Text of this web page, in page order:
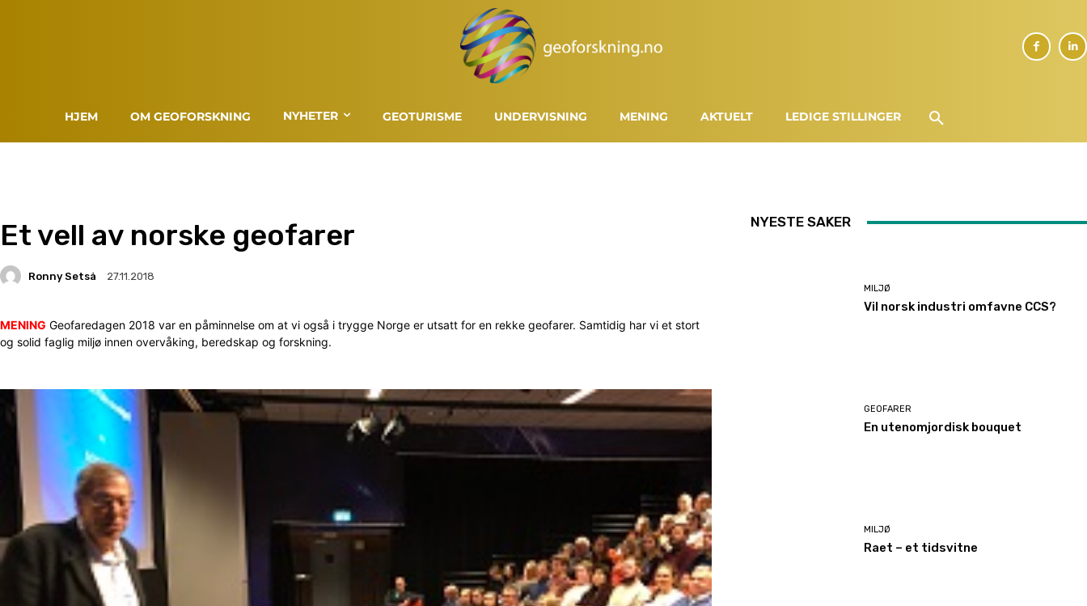
HJEM OM GEOFORSKNING NYHETER GEOTURISME UNDERVISNING MENING AKTUELT LEDIGE STILLINGER
Et vell av norske geofarer
Ronny Setså 27.11.2018
MENING Geofaredagen 2018 var en påminnelse om at vi også i trygge Norge er utsatt for en rekke geofarer. Samtidig har vi et stort
og solid faglig miljø innen overvåking, beredskap og forskning.
NYESTE SAKER
MILJØ
Vil norsk industri omfavne CCS?
GEOFARER
En utenomjordisk bouquet
MILJØ
Raet – et tidsvitne